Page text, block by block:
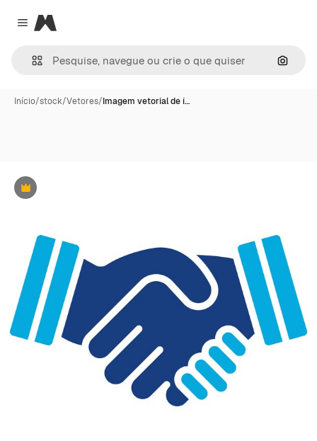
Close menu
Magnific
Início/stock/Vetores/Imagem vetorial de í…
Premium